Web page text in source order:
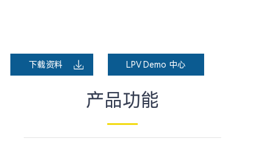
下载资料 LPV Demo 中心
产品功能